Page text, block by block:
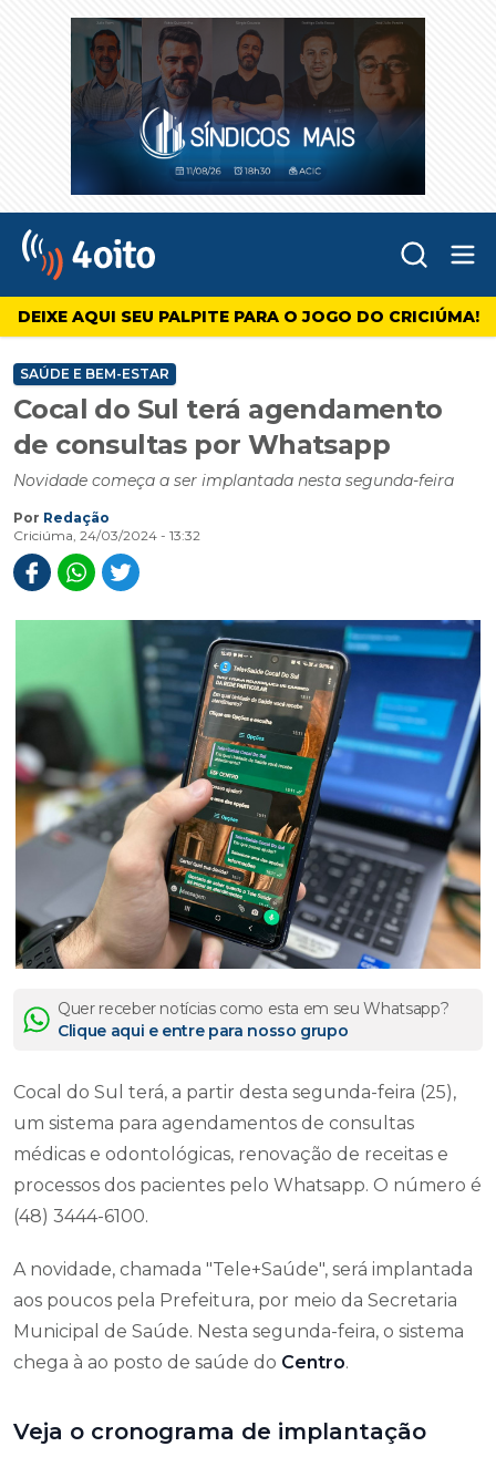
4oito
DEIXE AQUI SEU PALPITE PARA O JOGO DO CRICIÚMA!
SAÚDE E BEM-ESTAR
Cocal do Sul terá agendamento
de consultas por Whatsapp
Novidade começa a ser implantada nesta segunda-feira
Por Redação
Criciúma, 24/03/2024 - 13:32
Quer receber notícias como esta em seu Whatsapp?
Clique aqui e entre para nosso grupo
Cocal do Sul terá, a partir desta segunda-feira (25),
um sistema para agendamentos de consultas
médicas e odontológicas, renovação de receitas e
processos dos pacientes pelo Whatsapp. O número é
(48) 3444-6100.
A novidade, chamada "Tele+Saúde", será implantada
aos poucos pela Prefeitura, por meio da Secretaria
Municipal de Saúde. Nesta segunda-feira, o sistema
chega à ao posto de saúde do Centro.
Veja o cronograma de implantação